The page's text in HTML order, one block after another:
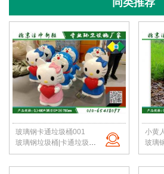
同类推荐
玻璃钢卡通垃圾桶001
玻璃钢垃圾桶|卡通垃圾桶|校园垃圾桶|幼儿园果皮箱|垃圾桶定制|北京洁净新雅
小黄
玻璃钢垃圾桶|卡通